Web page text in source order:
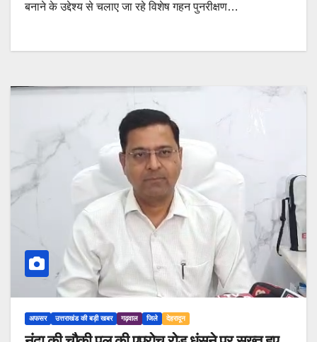
बनाने के उद्देश्य से चलाए जा रहे विशेष गहन पुनरीक्षण…
अफसर उत्तराखंड की बड़ी खबर गढ़वाल जिले देहरादून